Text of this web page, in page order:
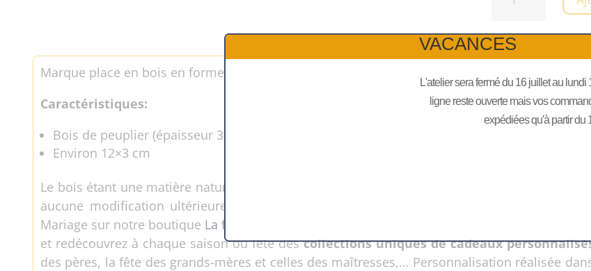
place
"Plume"
Marque place en bois en forme de plume pour apporter de la légèreté et de l’originalité à
Caractéristiques:
Bois de peuplier (épaisseur 3 mm) possibilité de choisir d’autres essences de bois sur devis.
Environ 12×3 cm
Le bois étant une matière naturelle, la teinte du bois et de la gravure peut légèrement
aucune modification ultérieure ne sera possible. Envie d’une autre personnalisation,
Mariage sur notre boutique La fée Cotentine
et redécouvrez à chaque saison ou fête descollections uniques de cadeaux
des pères, la fête des grands-mères et celles des maîtresses,… Personnalisation réalisée
VACANCES
L'atelier sera fermé du 16 juillet au
ligne reste ouverte mais vos
expédiées qu'à partir du